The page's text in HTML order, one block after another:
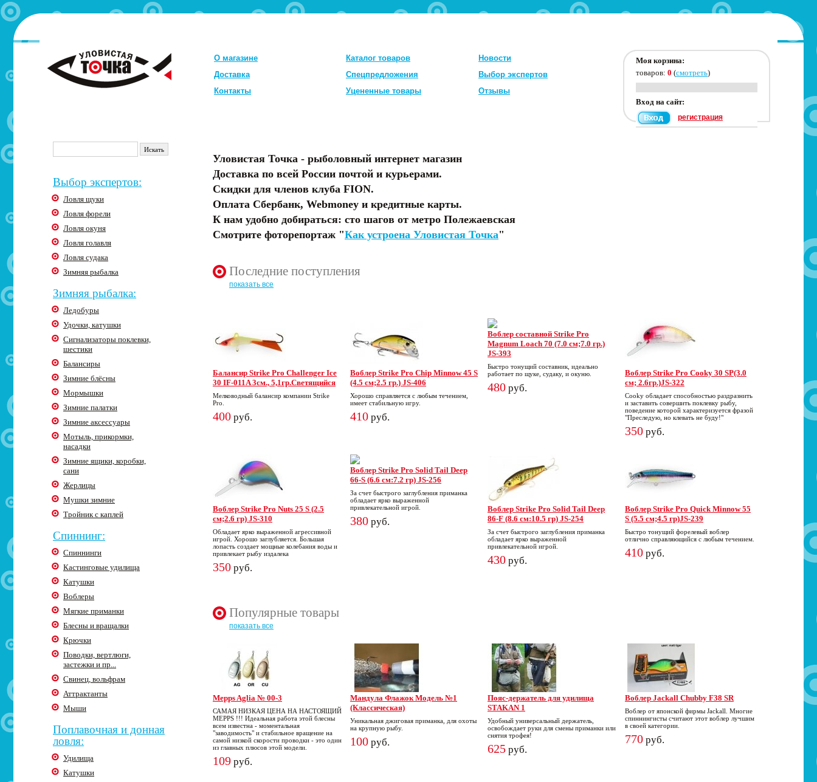
О магазине
Доставка
Контакты
Каталог товаров
Спецпредложения
Уцененные товары
Новости
Выбор экспертов
Отзывы
Моя корзина:
товаров: 0 (смотреть)
Вход на сайт:
регистрация
Выбор экспертов:
Ловля щуки
Ловля форели
Ловля окуня
Ловля голавля
Ловля судака
Зимняя рыбалка
Зимняя рыбалка:
Ледобуры
Удочки, катушки
Сигнализаторы поклевки,
шестики
Балансиры
Зимние блёсны
Мормышки
Зимние палатки
Зимние аксессуары
Мотыль, прикормки,
насадки
Зимние ящики, коробки,
сани
Жерлицы
Мушки зимние
Тройник с каплей
Спиннинг:
Спиннинги
Кастинговые удилища
Катушки
Воблеры
Мягкие приманки
Блесны и вращалки
Крючки
Поводки, вертлюги,
застежки и пр...
Свинец, вольфрам
Аттрактанты
Мыши
Поплавочная и донная
ловля:
Удилища
Катушки
Уловистая Точка - рыболовный интернет магазин
Доставка по всей России почтой и курьерами.
Скидки для членов клуба FION.
Оплата Сбербанк, Webmoney и кредитные карты.
К нам удобно добираться: сто шагов от метро Полежаевская
Смотрите фоторепортаж "Как устроена Уловистая Точка"
Последние поступления
показать все
Балансир Strike Pro Challenger Ice
30 IF-011A 3cм., 5,1гр.Светящийся
Мелководный балансир компании Strike
Pro.
400 руб.
Воблер Strike Pro Chip Minnow 45 S
(4.5 см;2.5 гр.) JS-406
Хорошо справляется с любым течением,
имеет стабильную игру.
410 руб.
Воблер составной Strike Pro
Magnum Loach 70 (7.0 см;7.0 гр.)
JS-393
Быстро тонущий составник, идеально
работает по щуке, судаку, и окуню.
480 руб.
Воблер Strike Pro Cooky 30 SP(3.0
см; 2.6гр.)JS-322
Cooky обладает способностью раздразнить
и заставить совершить поклевку рыбу,
поведение которой характеризуется фразой
"Преследую, но клевать не буду!"
350 руб.
Воблер Strike Pro Nuts 25 S (2.5
см;2.6 гр) JS-310
Обладает ярко выраженной агрессивной
игрой. Хорошо заглубляется. Большая
лопасть создает мощные колебания воды и
привлекает рыбу издалека
350 руб.
Воблер Strike Pro Solid Tail Deep
66-S (6.6 см:7.2 гр) JS-256
За счет быстрого заглубления приманка
обладает ярко выраженной
привлекательной игрой.
380 руб.
Воблер Strike Pro Solid Tail Deep
86-F (8.6 см:10.5 гр) JS-254
За счет быстрого заглубления приманка
обладает ярко выраженной
привлекательной игрой.
430 руб.
Воблер Strike Pro Quick Minnow 55
S (5.5 см;4.5 гр)JS-239
Быстро тонущий форелевый воблер
отлично справляющийся с любым течением.
410 руб.
Популярные товары
показать все
Mepps Aglia № 00-3
САМАЯ НИЗКАЯ ЦЕНА НА НАСТОЯЩИЙ
MEPPS !!! Идеальная работа этой блесны
всем известна - моментальная
"заводимость" и стабильное вращение на
самой низкой скорости проводки - это один
из главных плюсов этой модели.
109 руб.
Мандула Флажок Модель №1
(Классическая)
Уникальная джиговая приманка, для охоты
на крупную рыбу.
100 руб.
Пояс-держатель для удилища
STAKAN 1
Удобный универсальный держатель,
освобождает руки для смены приманки или
снятия трофея!
625 руб.
Воблер Jackall Chubby F38 SR
Воблер от японской фирмы Jackall. Многие
спиннингисты считают этот воблер лучшим
в своей категории.
770 руб.